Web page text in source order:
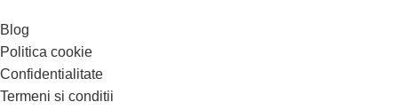
Blog
Politica cookie
Confidentialitate
Termeni si conditii